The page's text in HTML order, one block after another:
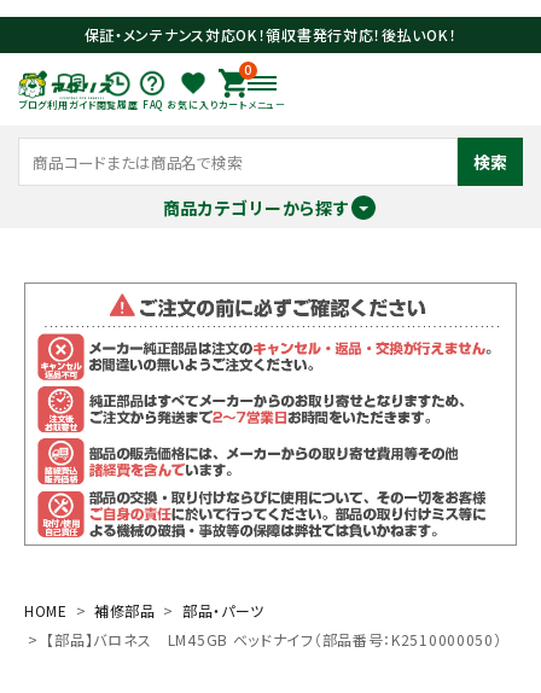
保証・メンテナンス対応OK！領収書発行対応！後払いOK！
ブログ利用ガイド閲覧履歴 FAQ お気に入り
0
カート メニュー
検索
商品カテゴリーから探す
ログイン person 会員登録
search
閲覧履歴一覧
HOME 補修部品
部品・パーツ
【部品】バロネス LM45GB ベッドナイフ（部品番号：K2510000050）